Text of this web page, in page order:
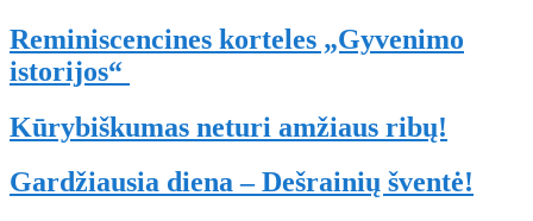
Reminiscencines korteles „Gyvenimo
istorijos“
Kūrybiškumas neturi amžiaus ribų!
Gardžiausia diena – Dešrainių šventė!